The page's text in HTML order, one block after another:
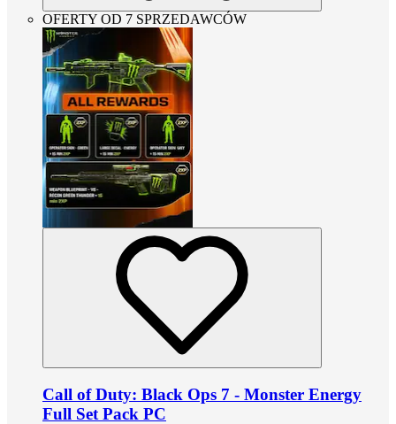
OFERTY OD 7 SPRZEDAWCÓW
Call of Duty: Black Ops 7 - Monster Energy
Full Set Pack PC